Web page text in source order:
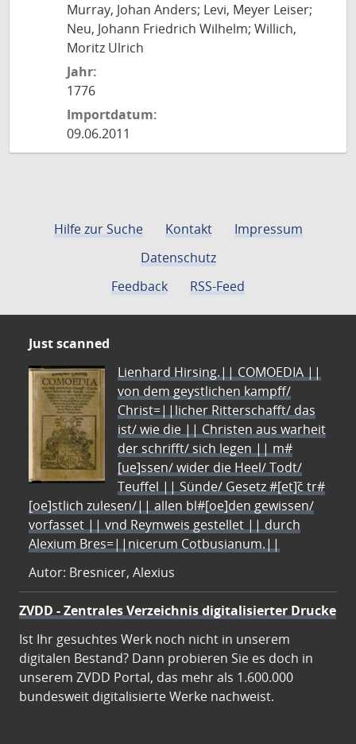
Murray, Johan Anders; Levi, Meyer Leiser;
Neu, Johann Friedrich Wilhelm; Willich,
Moritz Ulrich
Jahr:
1776
Importdatum:
09.06.2011
Hilfe zur Suche Kontakt
Impressum
Datenschutz
Feedback
RSS-Feed
Just scanned
Lienhard Hirsing.|| COMOEDIA ||
von dem geystlichen kampff/
Christ=||licher Ritterschafft/ das
ist/ wie die || Christen aus warheit
der schrifft/ sich legen || m#
[ue]ssen/ wider die Heel/ Todt/
Teuffel || Sünde/ Gesetz #[et]c̃ tr#
[oe]stlich zulesen/|| allen bl#[oe]den gewissen/
vorfasset || vnd Reymweis gestellet || durch
Alexium Bres=||nicerum Cotbusianum.||
Autor: Bresnicer, Alexius
ZVDD - Zentrales Verzeichnis digitalisierter Drucke
Ist Ihr gesuchtes Werk noch nicht in unserem
digitalen Bestand? Dann probieren Sie es doch in
unserem ZVDD Portal, das mehr als 1.600.000
bundesweit digitalisierte Werke nachweist.